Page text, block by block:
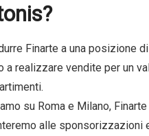
Finarte a una posizione
a realizzare vendite per un
su Roma e Milano,
alle